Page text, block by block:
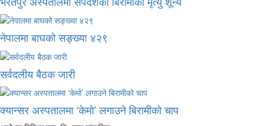
नेपालमा बाघको सङ्ख्या ४२९
सर्वदलीय बैठक जारी
क्यान्सर अस्पतालमा ‘केमो’ लगाउने बिरामीको चाप